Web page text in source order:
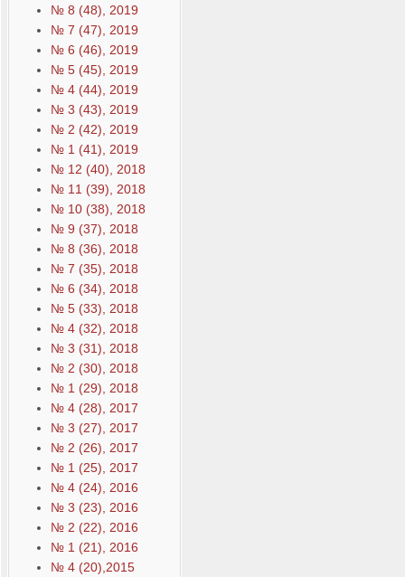
№ 8 (48), 2019
№ 7 (47), 2019
№ 6 (46), 2019
№ 5 (45), 2019
№ 4 (44), 2019
№ 3 (43), 2019
№ 2 (42), 2019
№ 1 (41), 2019
№ 12 (40), 2018
№ 11 (39), 2018
№ 10 (38), 2018
№ 9 (37), 2018
№ 8 (36), 2018
№ 7 (35), 2018
№ 6 (34), 2018
№ 5 (33), 2018
№ 4 (32), 2018
№ 3 (31), 2018
№ 2 (30), 2018
№ 1 (29), 2018
№ 4 (28), 2017
№ 3 (27), 2017
№ 2 (26), 2017
№ 1 (25), 2017
№ 4 (24), 2016
№ 3 (23), 2016
№ 2 (22), 2016
№ 1 (21), 2016
№ 4 (20),2015